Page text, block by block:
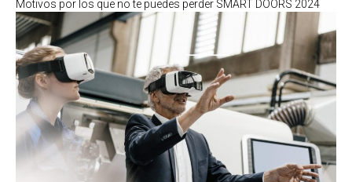
Motivos por los que no te puedes perder SMART DOORS 2024